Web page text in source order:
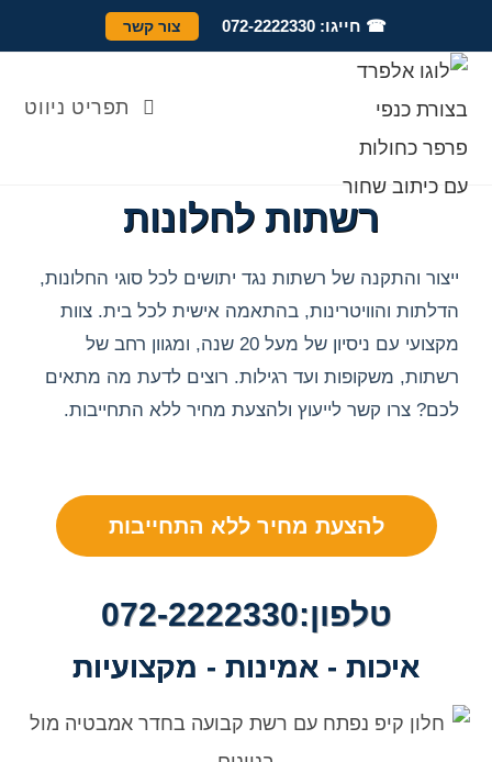
☎ חייגו: 072-2222330 צור קשר
תפריט ניווט
רשתות לחלונות
ייצור והתקנה של רשתות נגד יתושים לכל סוגי החלונות,
הדלתות והוויטרינות, בהתאמה אישית לכל בית. צוות
מקצועי עם ניסיון של מעל 20 שנה, ומגוון רחב של
רשתות, משקופות ועד רגילות. רוצים לדעת מה מתאים
לכם? צרו קשר לייעוץ ולהצעת מחיר ללא התחייבות.
להצעת מחיר ללא התחייבות
טלפון:072-2222330
איכות - אמינות - מקצועיות